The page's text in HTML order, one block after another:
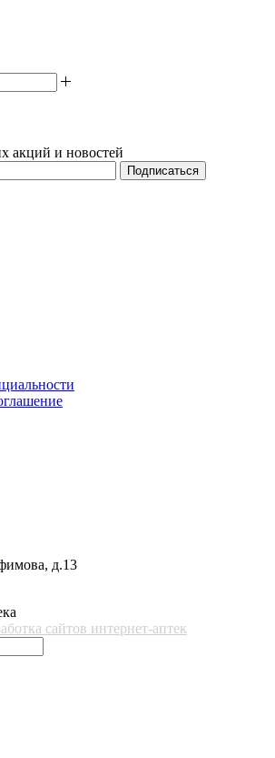
акций и новостей
Подписаться
д.13
сайтов интернет-аптек